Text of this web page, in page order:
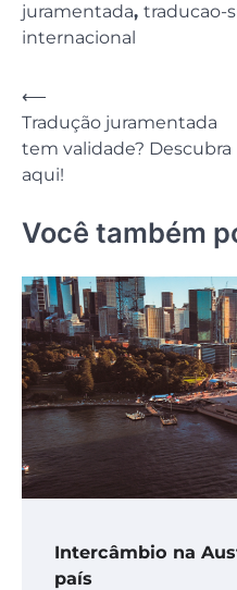
juramentada, traducao-
internacional
Navegação
de
Post
⟵
Tradução juramentada
tem validade? Descubra
aqui!
Você também
Intercâmbio na
país